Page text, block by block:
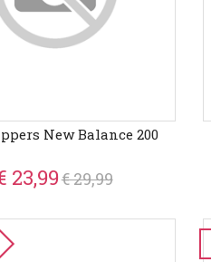
New Balance 200
23,99€ 29,99